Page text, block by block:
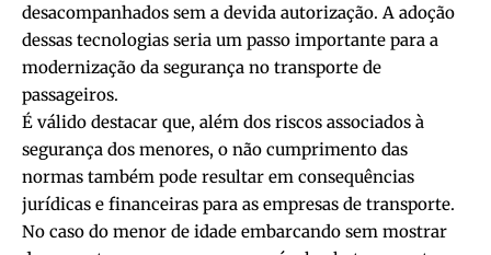
desacompanhados sem a devida autorização. A adoção
dessas tecnologias seria um passo importante para a
modernização da segurança no transporte de
passageiros.
É válido destacar que, além dos riscos associados à
segurança dos menores, o não cumprimento das
normas também pode resultar em consequências
jurídicas e financeiras para as empresas de transporte.
No caso do menor de idade embarcando sem mostrar